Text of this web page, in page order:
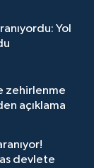
Yol
zehirlenme
açıklama
devlete